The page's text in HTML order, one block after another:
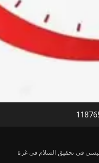
في تحقيق السلام في غزة